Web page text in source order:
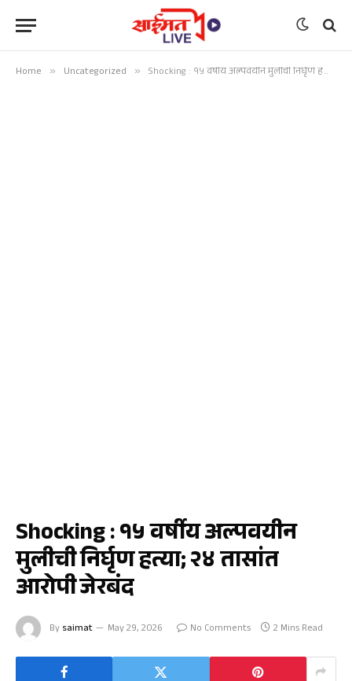
Home » Uncategorized » Shocking : १५ वर्षीय अल्पवयीन मुलीची निर्घृण हत्या; २४ तासांत आरोपी जेरबंद
Shocking : १५ वर्षीय अल्पवयीन
मुलीची निर्घृण हत्या; २४ तासांत
आरोपी जेरबंद
By saimat May 29, 2026 No Comments 2 Mins Read